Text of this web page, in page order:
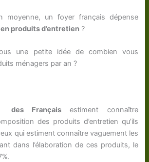
moyenne, un foyer français dépense
produits d’entretien ?
une petite idée de combien vous
ménagers par an ?
des Français estiment connaître
des produits d’entretien qu’ils
qui estiment connaître vaguement les
dans l’élaboration de ces produits, le